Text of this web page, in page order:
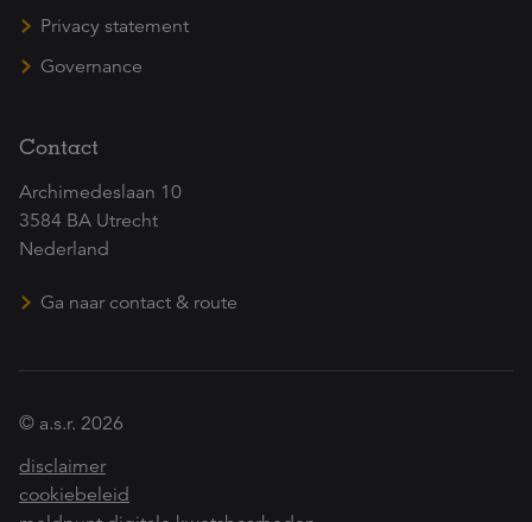
Privacy statement
Governance
Contact
Archimedeslaan 10
3584 BA Utrecht
Nederland
Ga naar contact & route
© a.s.r. 2026
disclaimer
cookiebeleid